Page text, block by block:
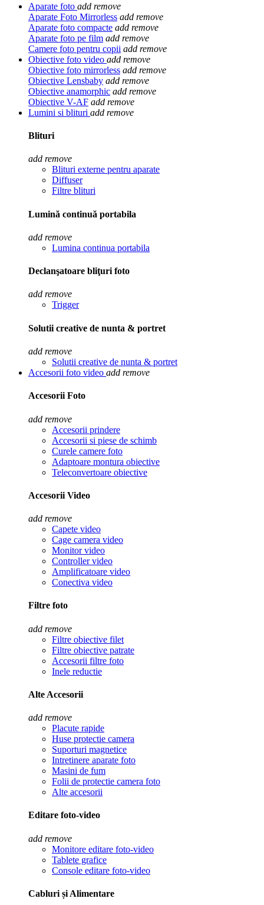
Aparate foto add remove
Aparate Foto Mirrorless add remove
Aparate foto compacte add remove
Aparate foto pe film add remove
Camere foto pentru copii add remove
Obiective foto video add remove
Obiective foto mirrorless add remove
Obiective Lensbaby add remove
Obiective anamorphic add remove
Obiective V-AF add remove
Lumini si blituri add remove
Blituri
add remove
Blituri externe pentru aparate
Diffuser
Filtre blituri
Lumină continuă portabila
add remove
Lumina continua portabila
Declanşatoare bliţuri foto
add remove
Trigger
Solutii creative de nunta & portret
add remove
Solutii creative de nunta & portret
Accesorii foto video add remove
Accesorii Foto
add remove
Accesorii prindere
Accesorii si piese de schimb
Curele camere foto
Adaptoare montura obiective
Teleconvertoare obiective
Accesorii Video
add remove
Capete video
Cage camera video
Monitor video
Controller video
Amplificatoare video
Conectiva video
Filtre foto
add remove
Filtre obiective filet
Filtre obiective patrate
Accesorii filtre foto
Inele reductie
Alte Accesorii
add remove
Placute rapide
Huse protectie camera
Suporturi magnetice
Intretinere aparate foto
Masini de fum
Folii de protectie camera foto
Alte accesorii
Editare foto-video
add remove
Monitore editare foto-video
Tablete grafice
Console editare foto-video
Cabluri și Alimentare